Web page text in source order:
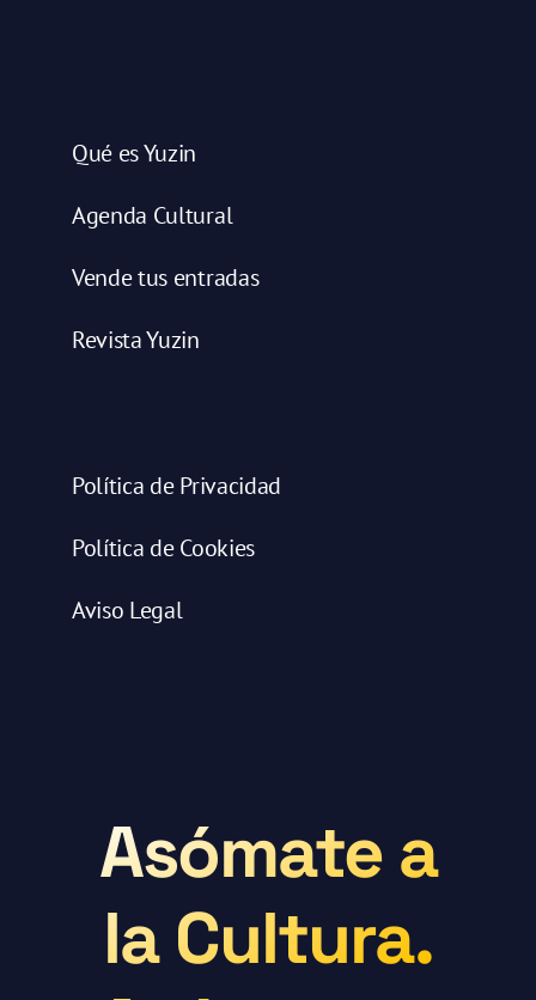
Qué es Yuzin
Agenda Cultural
Vende tus entradas
Revista Yuzin
Política de Privacidad
Política de Cookies
Aviso Legal
Asómate a
la Cultura.